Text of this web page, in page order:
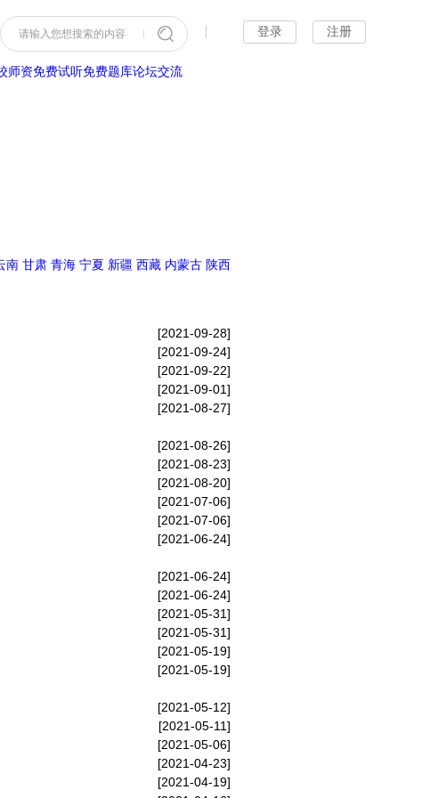
登录 注册
请输入您想搜索的内容
师资免费试听免费题库论坛交流
南 甘肃 青海 宁夏 新疆 西藏 内蒙古 陕西
[2021-09-28]
[2021-09-24]
[2021-09-22]
[2021-09-01]
[2021-08-27]
[2021-08-26]
[2021-08-23]
[2021-08-20]
[2021-07-06]
[2021-07-06]
[2021-06-24]
[2021-06-24]
[2021-06-24]
[2021-05-31]
[2021-05-31]
[2021-05-19]
[2021-05-19]
[2021-05-12]
[2021-05-11]
[2021-05-06]
[2021-04-23]
[2021-04-19]